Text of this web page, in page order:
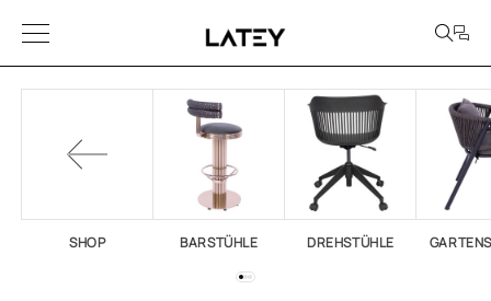
SHOP BARSTÜHLE DREHSTÜHLE